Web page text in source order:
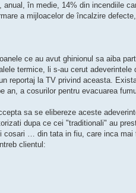
anual, în medie, 14% din incendiile
a mijloacelor de încalzire
ce au avut ghinionul sa aiba
termice, li s-au cerut adeverintele
reportaj la TV privind aceasta.
an, a cosurilor pentru evacuarea
sa se elibereze aceste
dupa ce cei "traditionali" au
… din tata in fiu, care inca
clientul: